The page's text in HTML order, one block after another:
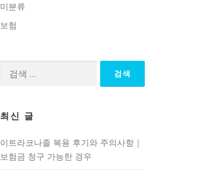
미분류
보험
최신 글
이트라코나졸 복용 후기와 주의사항｜
보험금 청구 가능한 경우